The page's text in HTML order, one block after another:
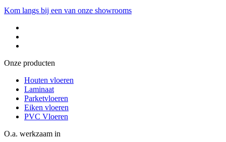
Kom langs bij een van onze showrooms
Onze producten
Houten vloeren
Laminaat
Parketvloeren
Eiken vloeren
PVC Vloeren
O.a. werkzaam in